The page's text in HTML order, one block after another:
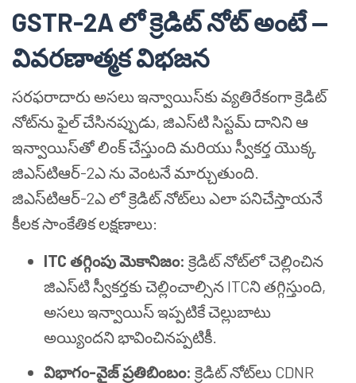
GSTR-2A లో క్రెడిట్ నోట్ అంటే —
వివరణాత్మక విభజన
సరఫరాదారు అసలు ఇన్వాయిస్‌కు వ్యతిరేకంగా క్రెడిట్
నోట్‌ను ఫైల్ చేసినప్పుడు, జిఎస్‌టి సిస్టమ్ దానిని ఆ
ఇన్వాయిస్‌తో లింక్ చేస్తుంది మరియు స్వీకర్త యొక్క
జిఎస్‌టి‌ఆర్-2ఎ ను వెంటనే మార్చుతుంది.
జిఎస్‌టి‌ఆర్-2ఎ లో క్రెడిట్ నోట్‌లు ఎలా పనిచేస్తాయనే
కీలక సాంకేతిక లక్షణాలు:
ITC తగ్గింపు మెకానిజం: క్రెడిట్ నోట్‌లో చెల్లించిన
జిఎస్‌టి స్వీకర్తకు చెల్లించాల్సిన ITCని తగ్గిస్తుంది,
అసలు ఇన్వాయిస్ ఇప్పటికే చెల్లుబాటు
అయ్యిందని భావించినప్పటికీ.
విభాగం-వైజ్ ప్రతిబింబం: క్రెడిట్ నోట్‌లు CDNR